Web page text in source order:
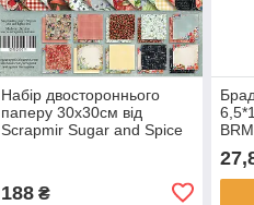
Набір двостороннього
паперу 30х30см від
Scrapmir Sugar and Spice
188₴